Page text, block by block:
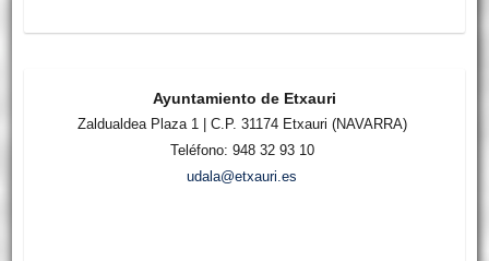
Ayuntamiento de Etxauri
Zaldualdea Plaza 1 | C.P. 31174 Etxauri (NAVARRA)
Teléfono: 948 32 93 10
udala@etxauri.es